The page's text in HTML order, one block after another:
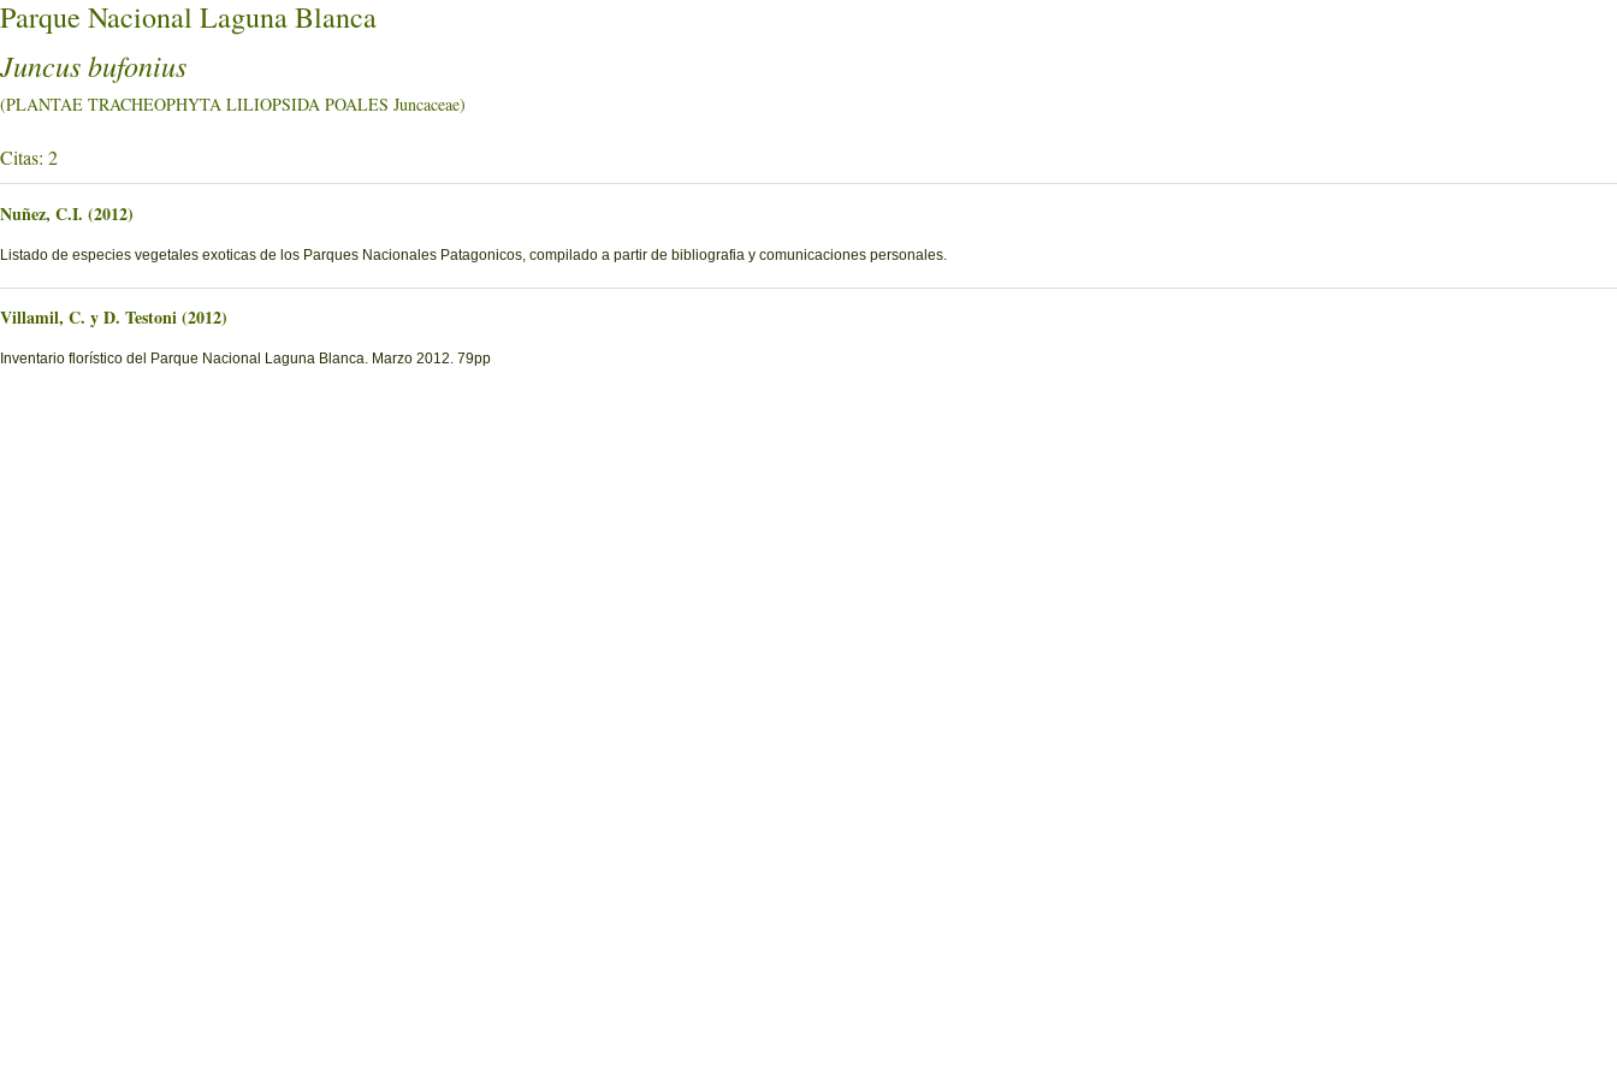
Parque Nacional Laguna Blanca
Juncus bufonius
(PLANTAE TRACHEOPHYTA LILIOPSIDA POALES Juncaceae)
Citas: 2
Nuñez, C.I. (2012)
Listado de especies vegetales exoticas de los Parques Nacionales Patagonicos, compilado a partir de bibliografia y comunicaciones personales.
Villamil, C. y D. Testoni (2012)
Inventario florístico del Parque Nacional Laguna Blanca. Marzo 2012. 79pp